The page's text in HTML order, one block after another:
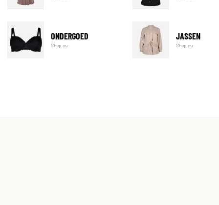
ONDERGOED
Shop nu
JASSEN
Shop nu